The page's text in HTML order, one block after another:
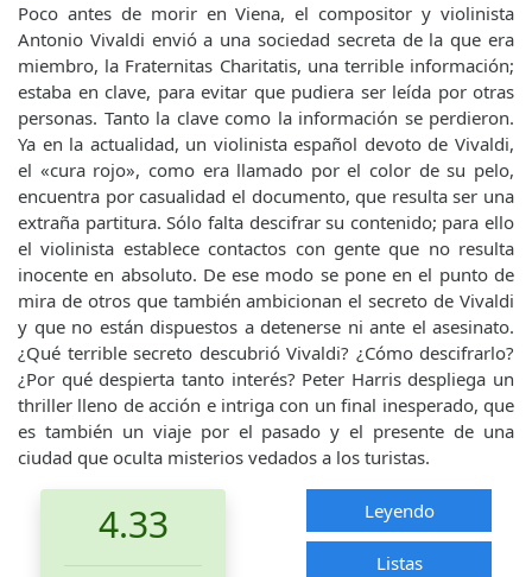
Poco antes de morir en Viena, el compositor y violinista
Antonio Vivaldi envió a una sociedad secreta de la que era
miembro, la Fraternitas Charitatis, una terrible información;
estaba en clave, para evitar que pudiera ser leída por otras
personas. Tanto la clave como la información se perdieron.
Ya en la actualidad, un violinista español devoto de Vivaldi,
el «cura rojo», como era llamado por el color de su pelo,
encuentra por casualidad el documento, que resulta ser una
extraña partitura. Sólo falta descifrar su contenido; para ello
el violinista establece contactos con gente que no resulta
inocente en absoluto. De ese modo se pone en el punto de
mira de otros que también ambicionan el secreto de Vivaldi
y que no están dispuestos a detenerse ni ante el asesinato.
¿Qué terrible secreto descubrió Vivaldi? ¿Cómo descifrarlo?
¿Por qué despierta tanto interés? Peter Harris despliega un
thriller lleno de acción e intriga con un final inesperado, que
es también un viaje por el pasado y el presente de una
ciudad que oculta misterios vedados a los turistas.
4.33 Leyendo
Listas